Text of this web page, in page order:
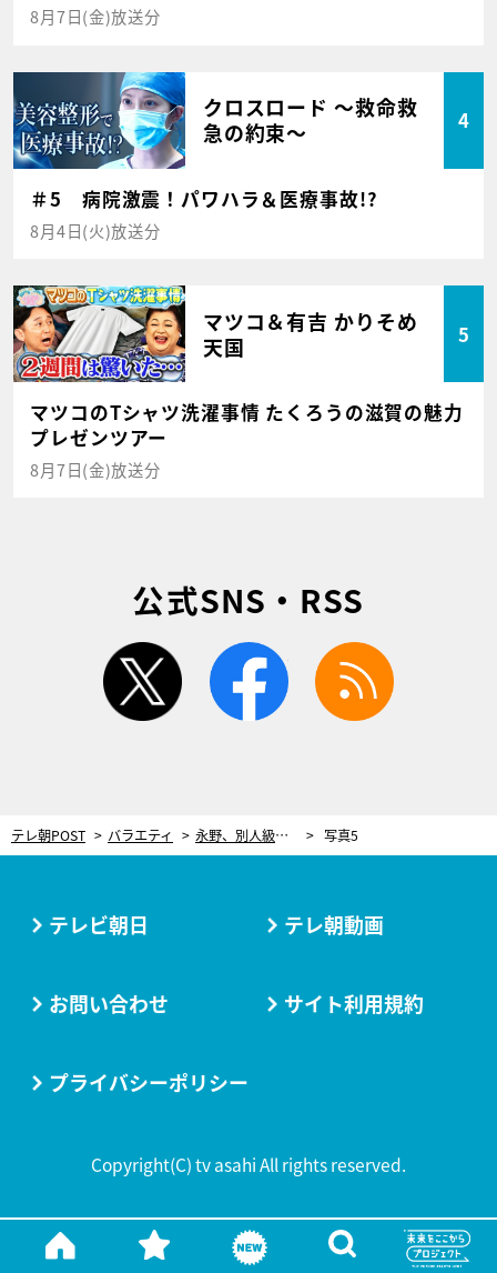
8月7日(金)放送分
クロスロード ～救命救
急の約束～
4
＃5 病院激震！パワハラ＆医療事故!?
8月4日(火)放送分
マツコ＆有吉 かりそめ
天国
5
マツコのTシャツ洗濯事情 たくろうの滋賀の魅力
プレゼンツアー
8月7日(金)放送分
公式SNS・RSS
twitter facebook
テレ朝POST バラエティ 永野、別人級の女装姿を披露！想像以上の仕上がりに同行者も仰天「本当にわからなかった」 写真5
テレビ朝日 テレ朝動画
お問い合わせ サイト利用規約
プライバシーポリシー
Copyright(C) tv asahi All rights reserved.